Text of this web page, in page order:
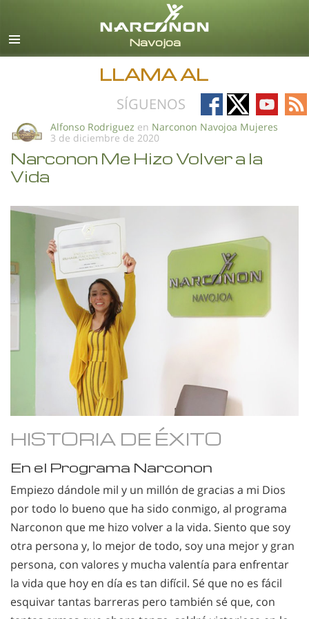
Español
Todas las Regiones/Idiomas
LLAMA AL
SÍGUENOS
Follow
on
Follow
on
Follow
on
on
Alfonso Rodriguez en Narconon Navojoa Mujeres
3 de diciembre de 2020
Narconon Me Hizo Volver a la
Vida
HISTORIA DE ÉXITO
En el Programa Narconon
Empiezo dándole mil y un millón de gracias a mi Dios
por todo lo bueno que ha sido conmigo, al programa
Narconon que me hizo volver a la vida. Siento que soy
otra persona y, lo mejor de todo, soy una mejor y gran
persona, con valores y mucha valentía para enfrentar
la vida que hoy en día es tan difícil. Sé que no es fácil
esquivar tantas barreras pero también sé que, con